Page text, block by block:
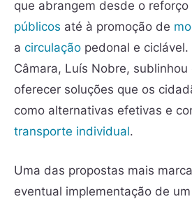
que abrangem desde o reforço
públicos até à promoção de
a circulação pedonal e
Câmara, Luís Nobre,
oferecer soluções que os
como alternativas efetivas e
transporte individual.
Uma das propostas mais
eventual implementação de